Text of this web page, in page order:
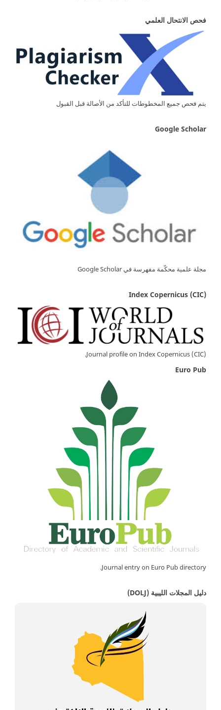
فحص الانتحال العلمي
يتم فحص جميع المخطوطات للتأكد من الأصالة قبل القبول
Google Scholar
مجلة علمية محكّمة مفهرسة في Google Scholar
Index Copernicus (CIC)
Journal profile on Index Copernicus (CIC).
Euro Pub
Journal entry on Euro Pub directory.
دليل المجلات الليبية (DOLJ)